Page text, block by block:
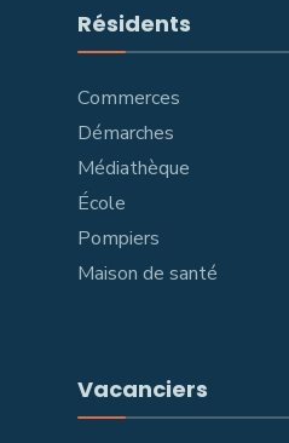
Résidents
Commerces
Démarches
Médiathèque
École
Pompiers
Maison de santé
Vacanciers